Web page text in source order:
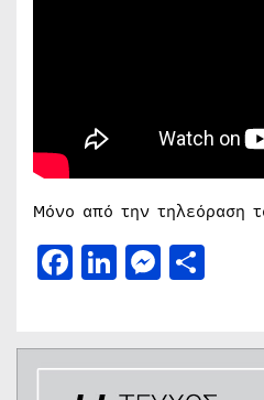
Μόνο από την τηλεόραση
Facebook
LinkedIn